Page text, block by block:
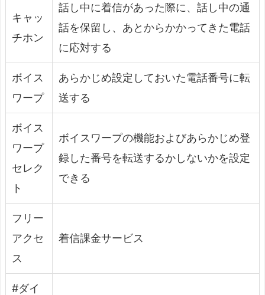
キャッ
チホン
話し中に着信があった際に、話し中の通
話を保留し、あとからかかってきた電話
に応対する
ボイス
ワープ
あらかじめ設定しておいた電話番号に転
送する
ボイス
ワープ
セレク
ト
ボイスワープの機能およびあらかじめ登
録した番号を転送するかしないかを設定
できる
フリー
アクセ
ス
着信課金サービス
#ダイ